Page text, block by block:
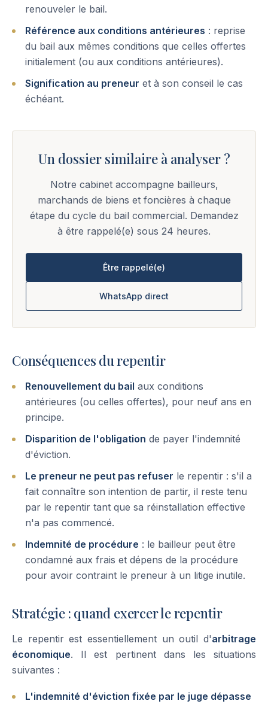
renouveler le bail.
Référence aux conditions antérieures : reprise
du bail aux mêmes conditions que celles offertes
initialement (ou aux conditions antérieures).
Signification au preneur et à son conseil le cas
échéant.
Un dossier similaire à analyser ?
Notre cabinet accompagne bailleurs,
marchands de biens et foncières à chaque
étape du cycle du bail commercial. Demandez
à être rappelé(e) sous 24 heures.
Être rappelé(e)
WhatsApp direct
Conséquences du repentir
Renouvellement du bail aux conditions
antérieures (ou celles offertes), pour neuf ans en
principe.
Disparition de l'obligation de payer l'indemnité
d'éviction.
Le preneur ne peut pas refuser le repentir : s'il a
fait connaître son intention de partir, il reste tenu
par le repentir tant que sa réinstallation effective
n'a pas commencé.
Indemnité de procédure : le bailleur peut être
condamné aux frais et dépens de la procédure
pour avoir contraint le preneur à un litige inutile.
Stratégie : quand exercer le repentir
Le repentir est essentiellement un outil d'arbitrage
économique. Il est pertinent dans les situations
suivantes :
L'indemnité d'éviction fixée par le juge dépasse